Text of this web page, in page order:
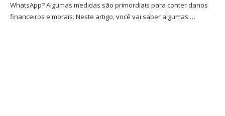
WhatsApp? Algumas medidas são primordiais para conter danos
financeiros e morais. Neste artigo, você vai saber algumas …